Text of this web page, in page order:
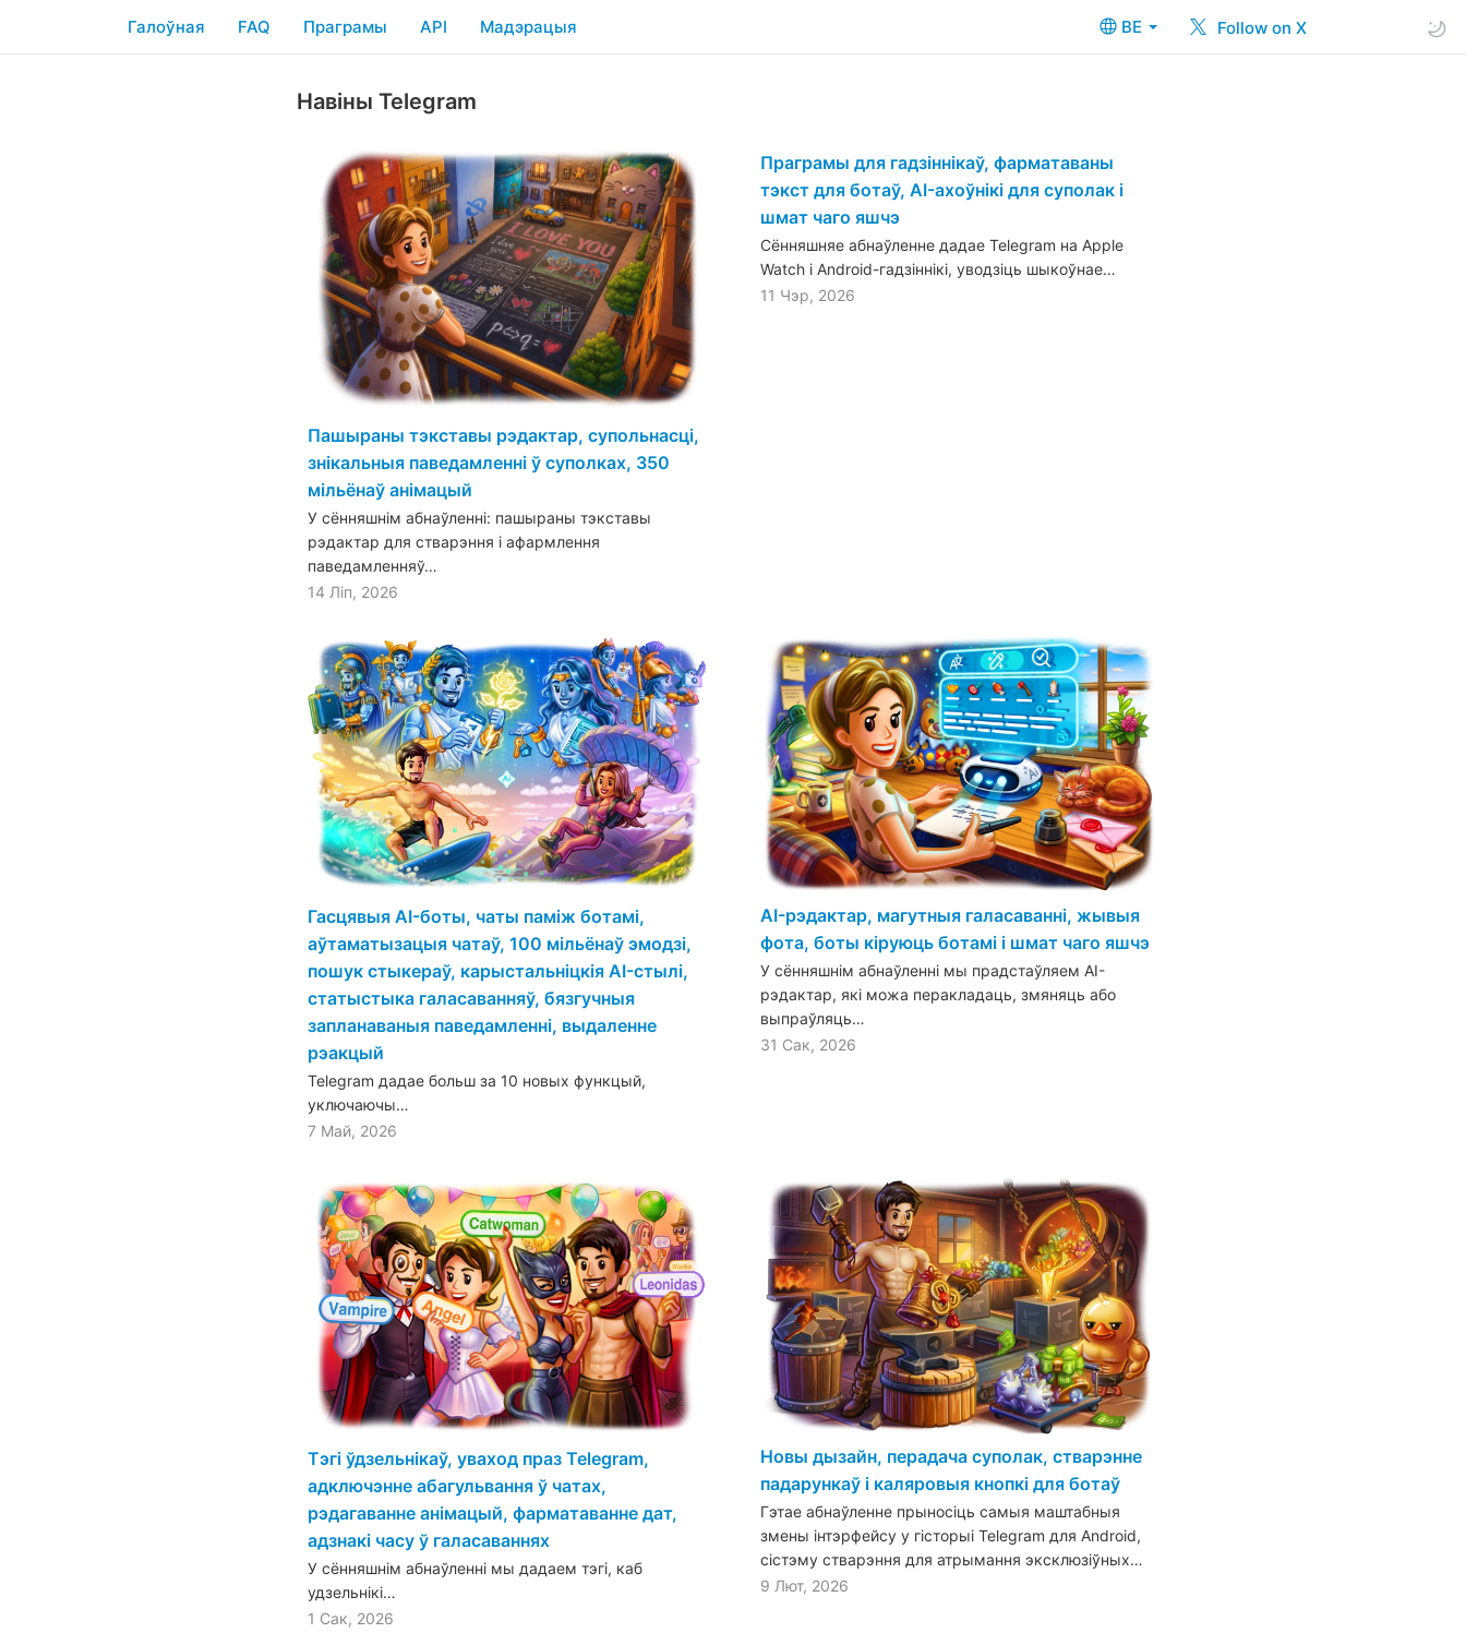
BE Follow on X
Галоўная FAQ Праграмы API Мадэрацыя
Навіны Telegram
Пашыраны тэкставы рэдактар, супольнасці,
знікальныя паведамленні ў суполках, 350
мільёнаў анімацый
У сённяшнім абнаўленні: пашыраны тэкставы
рэдактар для стварэння і афармлення
паведамленняў…
14 Ліп, 2026
Праграмы для гадзіннікаў, фарматаваны
тэкст для ботаў, AI-ахоўнікі для суполак і
шмат чаго яшчэ
Сённяшняе абнаўленне дадае Telegram на Apple
Watch і Android-гадзіннікі, уводзіць шыкоўнае…
11 Чэр, 2026
Гасцявыя AI-боты, чаты паміж ботамі,
аўтаматызацыя чатаў, 100 мільёнаў эмодзі,
пошук стыкераў, карыстальніцкія AI-стылі,
статыстыка галасаванняў, бязгучныя
запланаваныя паведамленні, выдаленне
рэакцый
Telegram дадае больш за 10 новых функцый,
уключаючы…
7 Май, 2026
AI-рэдактар, магутныя галасаванні, жывыя
фота, боты кіруюць ботамі і шмат чаго яшчэ
У сённяшнім абнаўленні мы прадстаўляем AI-
рэдактар, які можа перакладаць, змяняць або
выпраўляць…
31 Сак, 2026
Тэгі ўдзельнікаў, уваход праз Telegram,
адключэнне абагульвання ў чатах,
рэдагаванне анімацый, фарматаванне дат,
адзнакі часу ў галасаваннях
У сённяшнім абнаўленні мы дадаем тэгі, каб
удзельнікі…
1 Сак, 2026
Новы дызайн, перадача суполак, стварэнне
падарункаў і каляровыя кнопкі для ботаў
Гэтае абнаўленне прыносіць самыя маштабныя
змены інтэрфейсу у гісторыі Telegram для Android,
сістэму стварэння для атрымання эксклюзіўных…
9 Лют, 2026